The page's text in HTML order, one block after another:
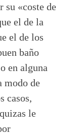
su «coste de
el de la
el de los
baño
en alguna
modo de
casos,
le